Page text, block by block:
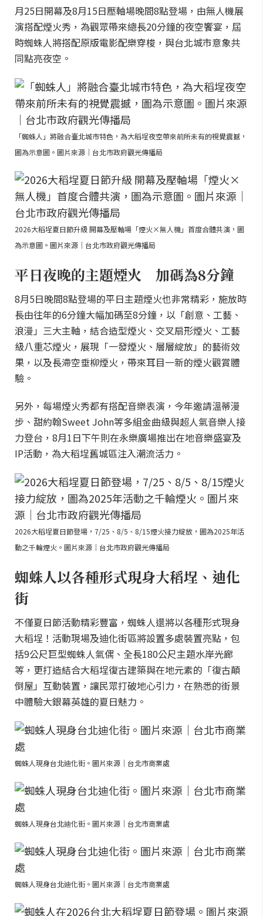
月25日開幕及8月15日壓軸場晚間8點登場，由無人機展
演搭配煙火秀，為觀眾帶來總長20分鐘的夜空饗宴，屆
時蜘蛛人將搭配原版電影配樂穿梭，與台北城市意象共
同點亮夜空。
「蜘蛛人」將融合臺北城市特色，為大稻埕夜空帶來前所未有的視覺震撼，
圖為示意圖。圖片來源｜台北市政府觀光傳播局
2026大稻埕夏日節升級 開幕及壓軸場「煙火×無人機」首度合體共演，圖
為示意圖。圖片來源｜台北市政府觀光傳播局
平日夜晚的主題煙火 加碼為8分鐘
8月5日晚間8點登場的平日主題煙火也非常精彩，施放時
長由往年的6分鐘大幅加碼至8分鐘，以「創意、工藝、
浪漫」三大主軸，結合造型煙火、交叉扇形煙火、工藝
級八重芯煙火，展現「一發煙火、層層綻放」的藝術效
果，以及長滯空垂柳煙火，帶來耳目一新的煙火觀賞體
驗。
另外，每場煙火秀都有搭配音樂表演，今年邀請溫蒂漫
步、甜約翰Sweet John等多組金曲級與超人氣音樂人接
力登台，8月1日下午則在永樂廣場推出在地音樂盛宴及
IP活動，為大稻埕舊城區注入潮流活力。
2026大稻埕夏日節登場，7/25、8/5、8/15煙火接力綻放，圖為2025年活
動之千輪煙火。圖片來源｜台北市政府觀光傳播局
蜘蛛人以各種形式現身大稻埕、迪化
街
不僅夏日節活動精彩豐富，蜘蛛人還將以各種形式現身
大稻埕！活動現場及迪化街區將設置多處裝置亮點，包
括9公尺巨型蜘蛛人氣偶、全長180公尺主題水岸光廊
等，更打造結合大稻埕復古建築與在地元素的「復古顛
倒屋」互動裝置，讓民眾打破地心引力，在熟悉的街景
中體驗大銀幕英雄的夏日魅力。
蜘蛛人現身台北迪化街。圖片來源｜台北市商業處
蜘蛛人現身台北迪化街。圖片來源｜台北市商業處
蜘蛛人現身台北迪化街。圖片來源｜台北市商業處